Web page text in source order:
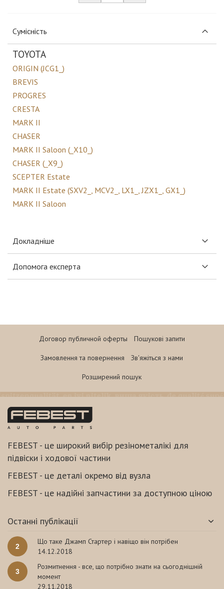
Сумісність
TOYOTA
ORIGIN (JCG1_)
BREVIS
PROGRES
CRESTA
MARK II
CHASER
MARK II Saloon (_X10_)
CHASER (_X9_)
SCEPTER Estate
MARK II Estate (SXV2_, MCV2_, LX1_, JZX1_, GX1_)
MARK II Saloon
Докладніше
Допомога експерта
Договор публичной оферты Пошукові запити
Замовлення та повернення Зв'яжіться з нами
Розширений пошук
FEBEST - це широкий вибір резінометалікі для
підвіски і ходової частини
FEBEST - це деталі окремо від вузла
FEBEST - це надійні запчастини за доступною ціною
Останні публікації
2
Що таке Джамп Стартер і навіщо він потрібен
14.12.2018
3
Розмитнення - все, що потрібно знати на сьогоднішній
момент
29.11.2018